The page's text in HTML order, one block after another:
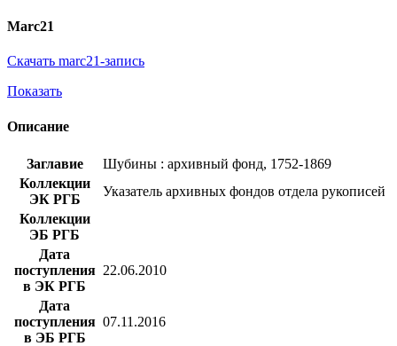
Marc21
Скачать marc21-запись
Показать
Описание
Заглавие
Шубины : архивный фонд, 1752-1869
Коллекции
ЭК РГБ
Указатель архивных фондов отдела рукописей
Коллекции
ЭБ РГБ
Дата
поступления
в ЭК РГБ
22.06.2010
Дата
поступления
в ЭБ РГБ
07.11.2016